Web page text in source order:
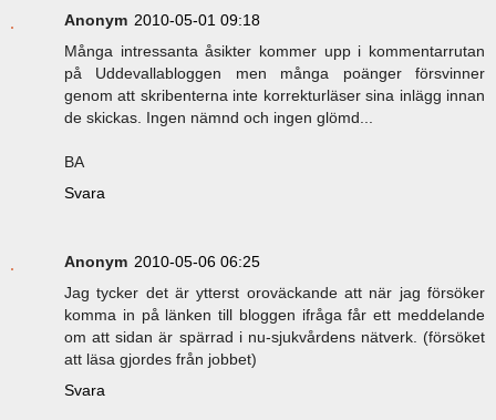
Anonym 2010-05-01 09:18
Många intressanta åsikter kommer upp i kommentarrutan
på Uddevallabloggen men många poänger försvinner
genom att skribenterna inte korrekturläser sina inlägg innan
de skickas. Ingen nämnd och ingen glömd...
BA
Svara
Anonym 2010-05-06 06:25
Jag tycker det är ytterst oroväckande att när jag försöker
komma in på länken till bloggen ifråga får ett meddelande
om att sidan är spärrad i nu-sjukvårdens nätverk. (försöket
att läsa gjordes från jobbet)
Svara